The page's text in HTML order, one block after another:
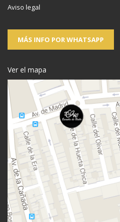
Aviso legal
MÁS INFO POR WHATSAPP
Ver el mapa